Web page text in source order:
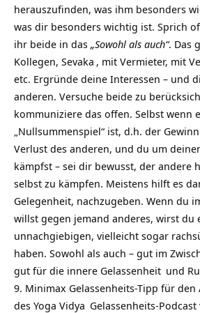
herauszufinden, was ihm besonders
was dir besonders wichtig ist. Sprich
ihr beide in das „Sowohl als auch“. Das
Kollegen, Sevaka , mit Vermieter, mit
etc. Ergründe deine Interessen – und
anderen. Versuche beide zu
kommuniziere das offen. Selbst wenn
„Nullsummenspiel“ ist, d.h. der
Verlust des anderen, und du um
kämpfst – sei dir bewusst, der andere
selbst zu kämpfen. Meistens hilft es
Gelegenheit, nachzugeben. Wenn du
willst gegen jemand anderes, wirst du
unnachgiebigen, vielleicht sogar
haben. Sowohl als auch – gut im
gut für die innere Gelassenheit und
9. Minimax Gelassenheits-Tipp für den
des Yoga Vidya Gelassenheits-Podcast